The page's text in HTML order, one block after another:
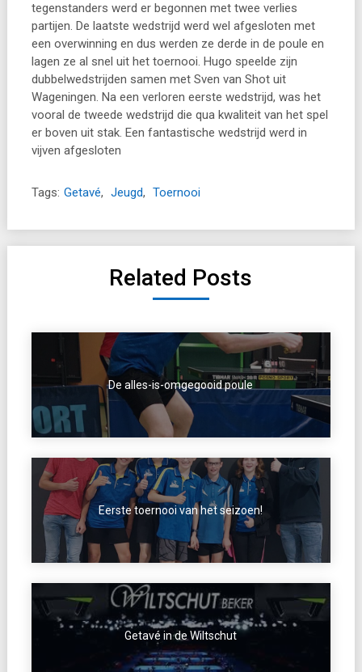
tegenstanders werd er begonnen met twee verlies
partijen. De laatste wedstrijd werd wel afgesloten met
een overwinning en dus werden ze derde in de poule en
lagen ze al snel uit het toernooi. Hugo speelde zijn
dubbelwedstrijden samen met Sven van Shot uit
Wageningen. Na een verloren eerste wedstrijd, was het
vooral de tweede wedstrijd die qua kwaliteit van het spel
er boven uit stak. Een fantastische wedstrijd werd in
vijven afgesloten
Tags: Getavé, Jeugd, Toernooi
Related Posts
De alles-is-omgegooid poule
Eerste toernooi van het seizoen!
Getavé in de Wiltschut